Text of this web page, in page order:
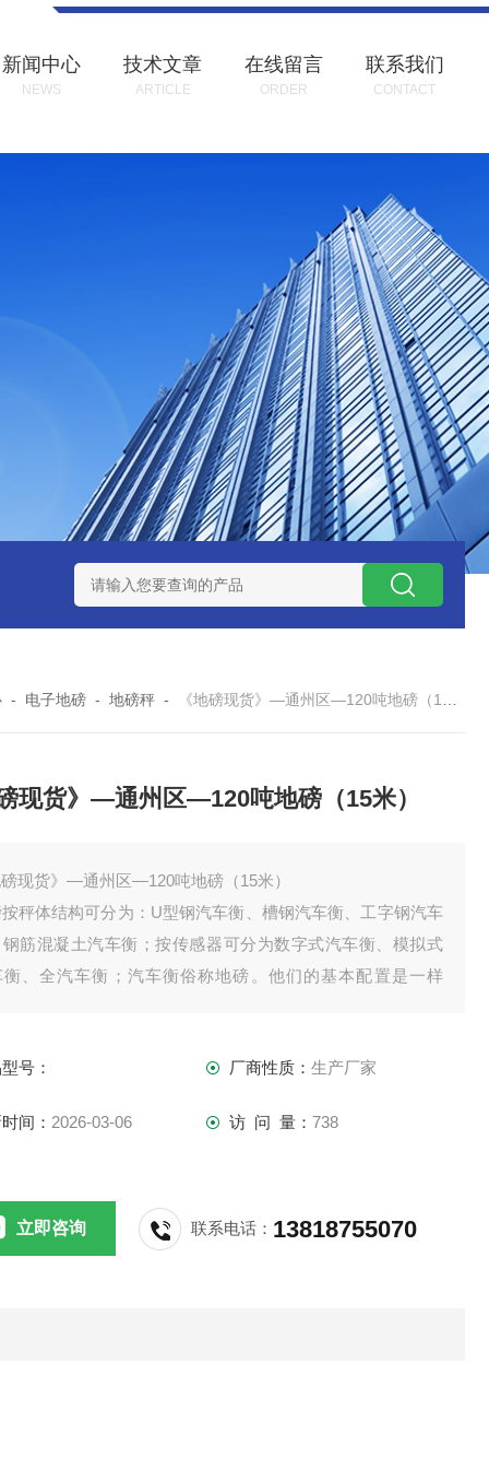
新闻中心
NEWS
技术文章
ARTICLE
在线留言
ORDER
联系我们
CONTACT
SCS-18米120吨玉环装一台16米100吨地磅多少钱？
- 电子地磅 -地磅秤 - 《地磅现货》—通州区—120吨地磅（15米）
磅现货》—通州区—120吨地磅（15米）
磅现货》—通州区—120吨地磅（15米）
秤体结构可分为：U型钢汽车衡、槽钢汽车衡、工字钢汽车
筋混凝土汽车衡；按传感器可分为数字式汽车衡、模拟式
衡、全汽车衡；汽车衡俗称地磅。他们的基本配置是一样
号：
厂商性质： 生产厂家
间： 2026-03-06 访 问 量： 738
立即咨询 联系电话： 13818755070